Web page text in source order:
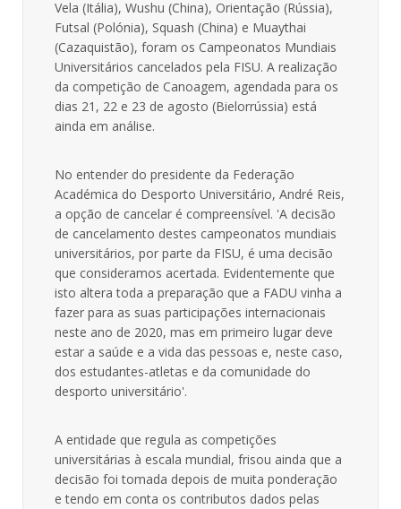
Vela (Itália), Wushu (China), Orientação (Rússia),
Futsal (Polónia), Squash (China) e Muaythai
(Cazaquistão), foram os Campeonatos Mundiais
Universitários cancelados pela FISU. A realização
da competição de Canoagem, agendada para os
dias 21, 22 e 23 de agosto (Bielorrússia) está
ainda em análise.
No entender do presidente da Federação
Académica do Desporto Universitário, André Reis,
a opção de cancelar é compreensível. 'A decisão
de cancelamento destes campeonatos mundiais
universitários, por parte da FISU, é uma decisão
que consideramos acertada. Evidentemente que
isto altera toda a preparação que a FADU vinha a
fazer para as suas participações internacionais
neste ano de 2020, mas em primeiro lugar deve
estar a saúde e a vida das pessoas e, neste caso,
dos estudantes-atletas e da comunidade do
desporto universitário'.
A entidade que regula as competições
universitárias à escala mundial, frisou ainda que a
decisão foi tomada depois de muita ponderação
e tendo em conta os contributos dados pelas